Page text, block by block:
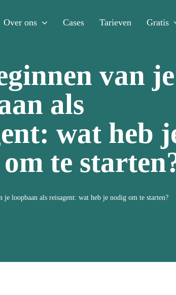
Over ons Cases Tarieven Gratis
van je
als
wat heb
te
je loopbaan als reisagent: wat heb je nodig om te starten?